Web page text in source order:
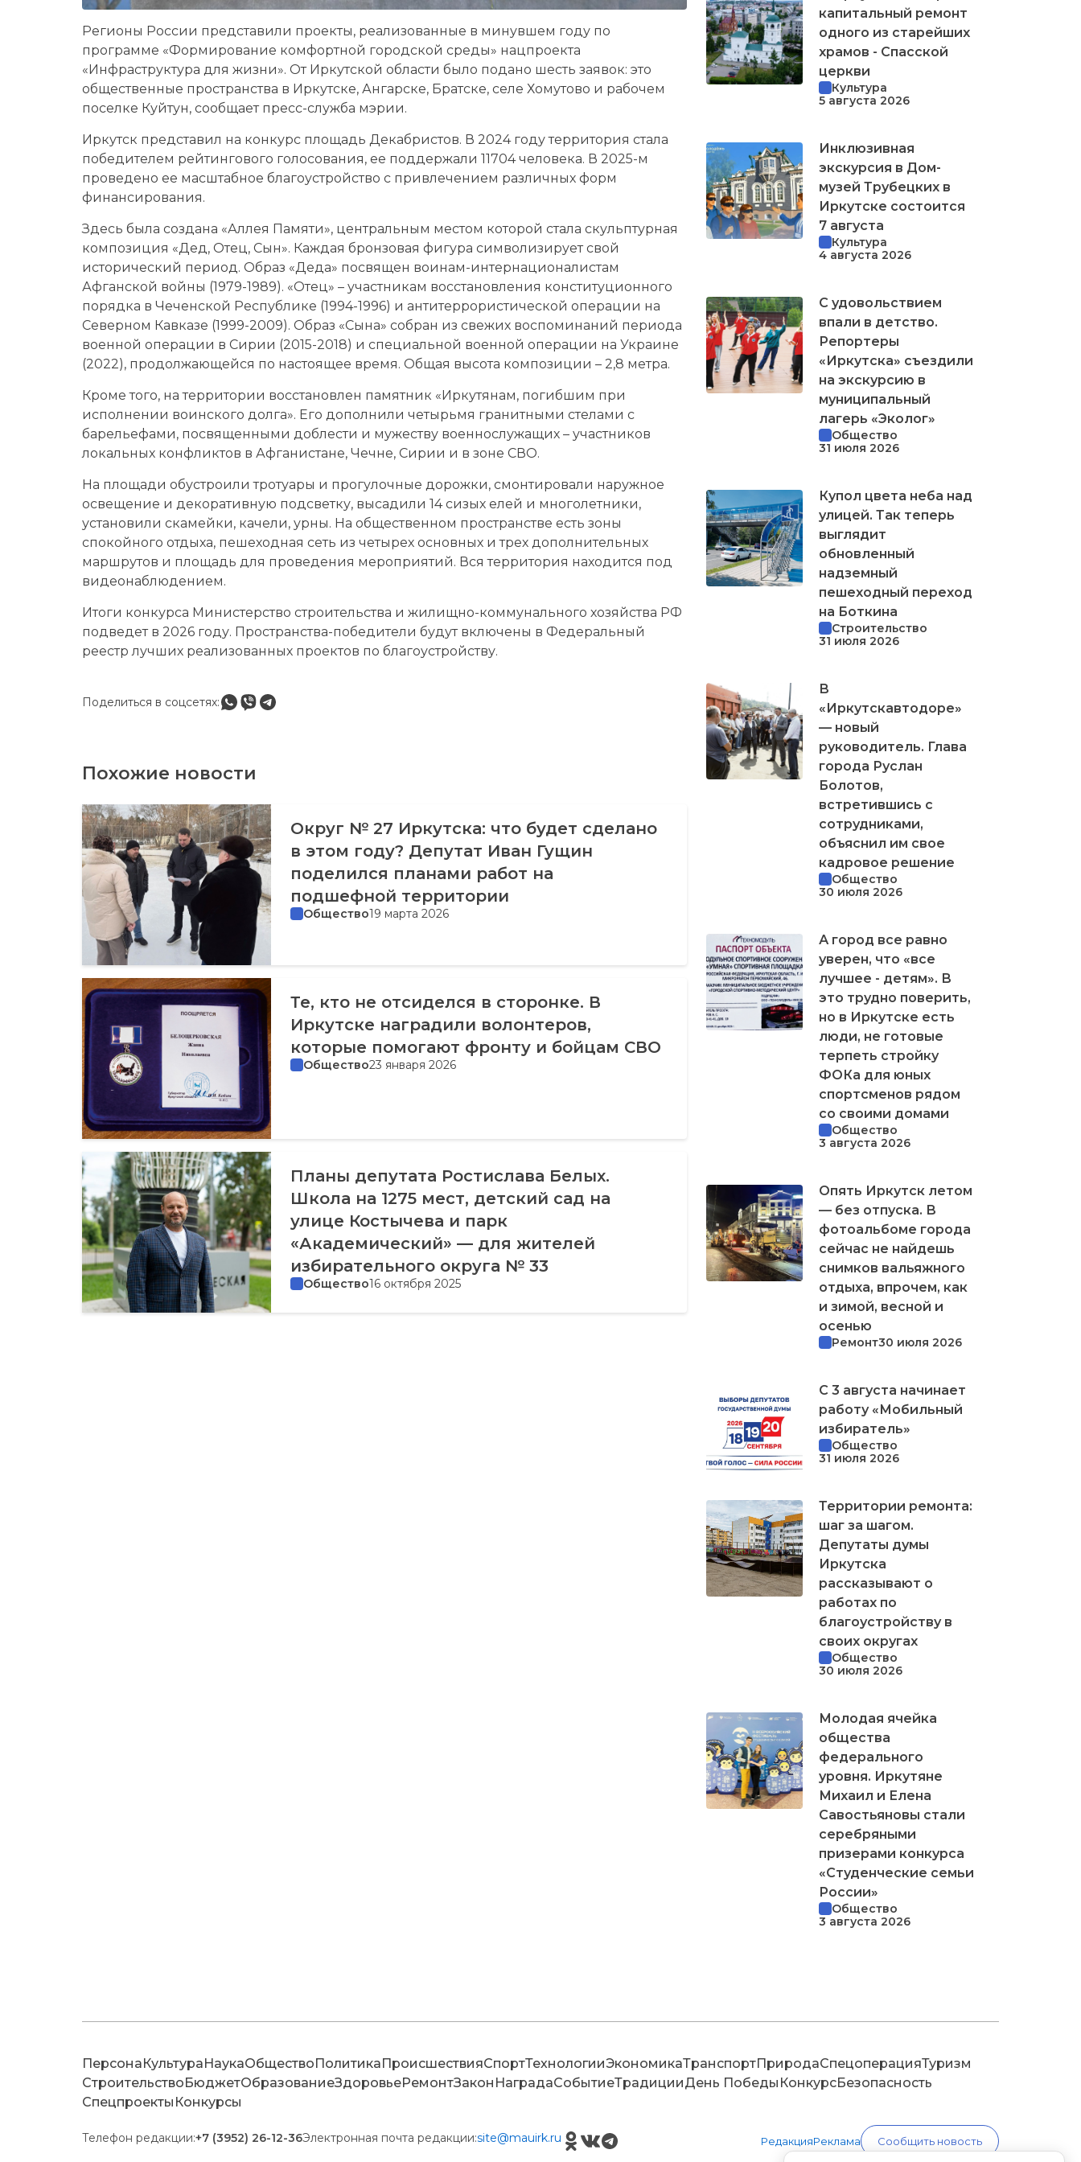
Регионы России представили проекты, реализованные в минувшем году по
программе «Формирование комфортной городской среды» нацпроекта
«Инфраструктура для жизни». От Иркутской области было подано шесть заявок: это
общественные пространства в Иркутске, Ангарске, Братске, селе Хомутово и рабочем
поселке Куйтун, сообщает пресс-служба мэрии.
Иркутск представил на конкурс площадь Декабристов. В 2024 году территория стала
победителем рейтингового голосования, ее поддержали 11704 человека. В 2025-м
проведено ее масштабное благоустройство с привлечением различных форм
финансирования.
Здесь была создана «Аллея Памяти», центральным местом которой стала скульптурная
композиция «Дед, Отец, Сын». Каждая бронзовая фигура символизирует свой
исторический период. Образ «Деда» посвящен воинам-интернационалистам
Афганской войны (1979-1989). «Отец» – участникам восстановления конституционного
порядка в Чеченской Республике (1994-1996) и антитеррористической операции на
Северном Кавказе (1999-2009). Образ «Сына» собран из свежих воспоминаний периода
военной операции в Сирии (2015-2018) и специальной военной операции на Украине
(2022), продолжающейся по настоящее время. Общая высота композиции – 2,8 метра.
Кроме того, на территории восстановлен памятник «Иркутянам, погибшим при
исполнении воинского долга». Его дополнили четырьмя гранитными стелами с
барельефами, посвященными доблести и мужеству военнослужащих – участников
локальных конфликтов в Афганистане, Чечне, Сирии и в зоне СВО.
На площади обустроили тротуары и прогулочные дорожки, смонтировали наружное
освещение и декоративную подсветку, высадили 14 сизых елей и многолетники,
установили скамейки, качели, урны. На общественном пространстве есть зоны
спокойного отдыха, пешеходная сеть из четырех основных и трех дополнительных
маршрутов и площадь для проведения мероприятий. Вся территория находится под
видеонаблюдением.
Итоги конкурса Министерство строительства и жилищно-коммунального хозяйства РФ
подведет в 2026 году. Пространства-победители будут включены в Федеральный
реестр лучших реализованных проектов по благоустройству.
Поделиться в соцсетях:
Похожие новости
Округ № 27 Иркутска: что будет сделано
в этом году? Депутат Иван Гущин
поделился планами работ на
подшефной территории
Общество19 марта 2026
Те, кто не отсиделся в сторонке. В
Иркутске наградили волонтеров,
которые помогают фронту и бойцам СВО
Общество23 января 2026
Планы депутата Ростислава Белых.
Школа на 1275 мест, детский сад на
улице Костычева и парк
«Академический» — для жителей
избирательного округа № 33
Общество16 октября 2025
капитальный ремонт
одного из старейших
храмов - Спасской
церкви
Культура
5 августа 2026
Инклюзивная
экскурсия в Дом-
музей Трубецких в
Иркутске состоится
7 августа
Культура
4 августа 2026
С удовольствием
впали в детство.
Репортеры
«Иркутска» съездили
на экскурсию в
муниципальный
лагерь «Эколог»
Общество
31 июля 2026
Купол цвета неба над
улицей. Так теперь
выглядит
обновленный
надземный
пешеходный переход
на Боткина
Строительство
31 июля 2026
В
«Иркутскавтодоре»
— новый
руководитель. Глава
города Руслан
Болотов,
встретившись с
сотрудниками,
объяснил им свое
кадровое решение
Общество
30 июля 2026
А город все равно
уверен, что «все
лучшее - детям». В
это трудно поверить,
но в Иркутске есть
люди, не готовые
терпеть стройку
ФОКа для юных
спортсменов рядом
со своими домами
Общество
3 августа 2026
Опять Иркутск летом
— без отпуска. В
фотоальбоме города
сейчас не найдешь
снимков вальяжного
отдыха, впрочем, как
и зимой, весной и
осенью
Ремонт30 июля 2026
С 3 августа начинает
работу «Мобильный
избиратель»
Общество
31 июля 2026
Территории ремонта:
шаг за шагом.
Депутаты думы
Иркутска
рассказывают о
работах по
благоустройству в
своих округах
Общество
30 июля 2026
Молодая ячейка
общества
федерального
уровня. Иркутяне
Михаил и Елена
Савостьяновы стали
серебряными
призерами конкурса
«Студенческие семьи
России»
Общество
3 августа 2026
Персона Культура НаукаОбщество Политика ПроисшествияСпортТехнологииЭкономикаТранспортПриродаСпецоперацияТуризм
Строительство БюджетОбразованиеЗдоровьеРемонтЗакон НаградаСобытиеТрадицииДень Победы КонкурсБезопасность
Спецпроекты Конкурсы
Телефон редакции:+7 (3952) 26-12-36Электронная почта редакции:site@mauirk.ru РедакцияРеклама Сообщить новость